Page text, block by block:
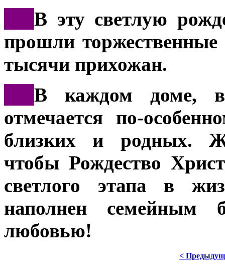
В эту светлую
прошли торжественные
тысячи прихожан.
В каждом доме, в
отмечается по-
близких и родных.
чтобы Рождество
светлого этапа в
наполнен семейным
любовью!
<